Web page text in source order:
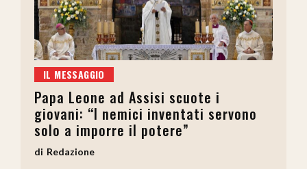
IL MESSAGGIO
Papa Leone ad Assisi scuote i
giovani: “I nemici inventati servono
solo a imporre il potere”
Redazione